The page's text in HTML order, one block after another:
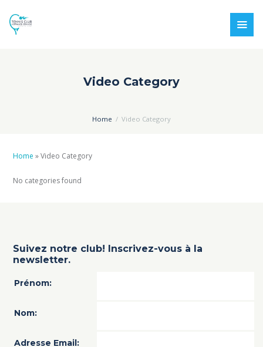
Video Category
Home Video Category
Home »Video Category
No categories found
Suivez notre club! Inscrivez-vous à la
newsletter.
Prénom:
Nom:
Adresse Email: